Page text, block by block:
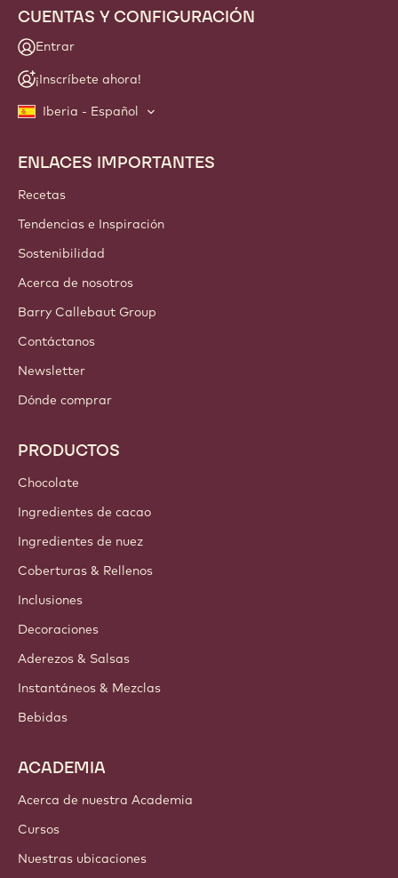
CUENTAS Y CONFIGURACIÓN
Entrar
¡Inscríbete ahora!
Iberia - Español
Footer
Callebaut
ENLACES IMPORTANTES
Recetas
Tendencias e Inspiración
Sostenibilidad
Acerca de nosotros
Barry Callebaut Group
Contáctanos
Newsletter
Dónde comprar
PRODUCTOS
Chocolate
Ingredientes de cacao
Ingredientes de nuez
Coberturas & Rellenos
Inclusiones
Decoraciones
Aderezos & Salsas
Instantáneos & Mezclas
Bebidas
ACADEMIA
Acerca de nuestra Academia
Cursos
Nuestras ubicaciones